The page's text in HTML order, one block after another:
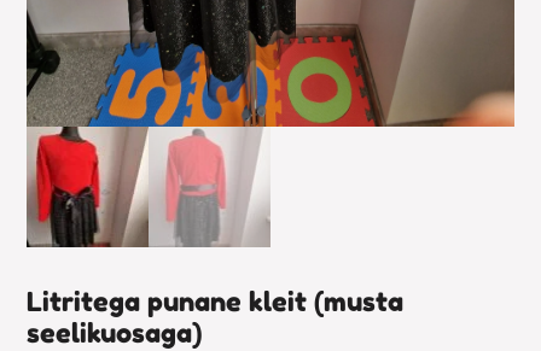
Litritega punane kleit (musta
seelikuosaga)